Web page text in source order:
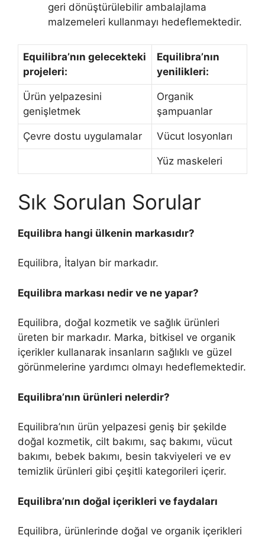
geri dönüştürülebilir ambalajlama
malzemeleri kullanmayı hedeflemektedir.
Equilibra’nın gelecekteki
projeleri:
Equilibra’nın
yenilikleri:
Ürün yelpazesini
genişletmek
Organik
şampuanlar
Çevre dostu uygulamalar Vücut losyonları
Yüz maskeleri
Sık Sorulan Sorular
Equilibra hangi ülkenin markasıdır?
Equilibra, İtalyan bir markadır.
Equilibra markası nedir ve ne yapar?
Equilibra, doğal kozmetik ve sağlık ürünleri
üreten bir markadır. Marka, bitkisel ve organik
içerikler kullanarak insanların sağlıklı ve güzel
görünmelerine yardımcı olmayı hedeflemektedir.
Equilibra’nın ürünleri nelerdir?
Equilibra’nın ürün yelpazesi geniş bir şekilde
doğal kozmetik, cilt bakımı, saç bakımı, vücut
bakımı, bebek bakımı, besin takviyeleri ve ev
temizlik ürünleri gibi çeşitli kategorileri içerir.
Equilibra’nın doğal içerikleri ve faydaları
Equilibra, ürünlerinde doğal ve organik içerikleri